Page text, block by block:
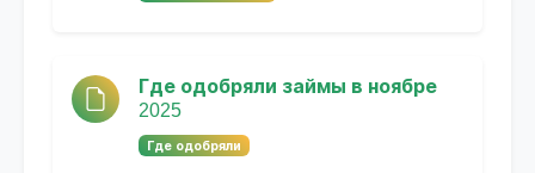
Где одобряли займы в ноябре
2025
Где одобряли